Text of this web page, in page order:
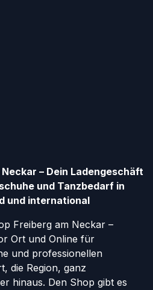
– Dein Ladengeschäft
und Tanzbedarf in
und international
Freiberg am Neckar –
Ort und Online für
und professionellen
die Region, ganz
hinaus. Den Shop gibt es